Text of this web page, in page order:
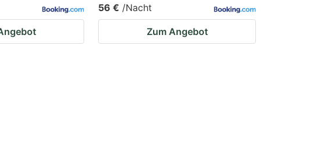
56 € /Nacht
Zum Angebot